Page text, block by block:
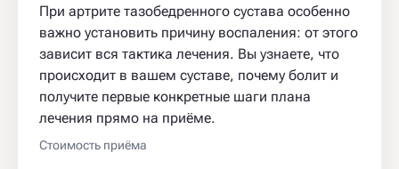
При артрите тазобедренного сустава особенно
важно установить причину воспаления: от этого
зависит вся тактика лечения. Вы узнаете, что
происходит в вашем суставе, почему болит и
получите первые конкретные шаги плана
лечения прямо на приёме.
Стоимость приёма